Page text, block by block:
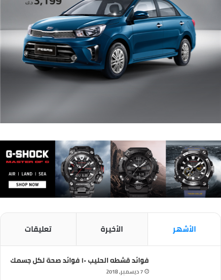
الأشهر الأخيرة تعليقات
فوائد قشطه الحليب ١٠ فوائد صحة لكل جسمك
7 ديسمبر، 2018